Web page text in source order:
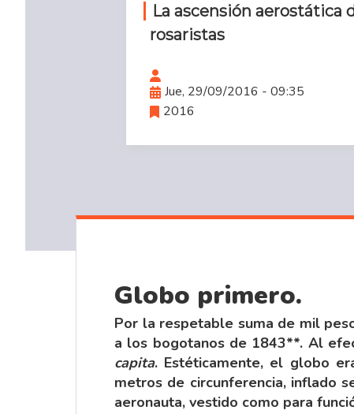
La ascensión aerostática
rosaristas
Jue, 29/09/2016 - 09:35
2016
Globo primero.
Por la respetable suma de mil
a los bogotanos de 1843**. Al
capita. Estéticamente, el globo
metros de circunferencia, inflado
aeronauta, vestido como para